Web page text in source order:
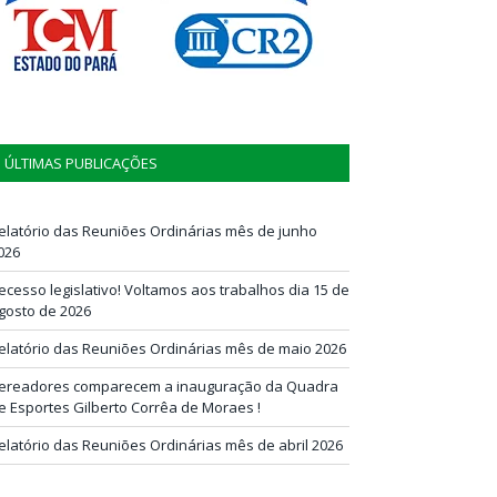
ÚLTIMAS PUBLICAÇÕES
das Reuniões Ordinárias mês de junho
legislativo! Voltamos aos trabalhos dia 15 de
de 2026
das Reuniões Ordinárias mês de maio 2026
comparecem a inauguração da Quadra
Esportes Gilberto Corrêa de Moraes !
das Reuniões Ordinárias mês de abril 2026